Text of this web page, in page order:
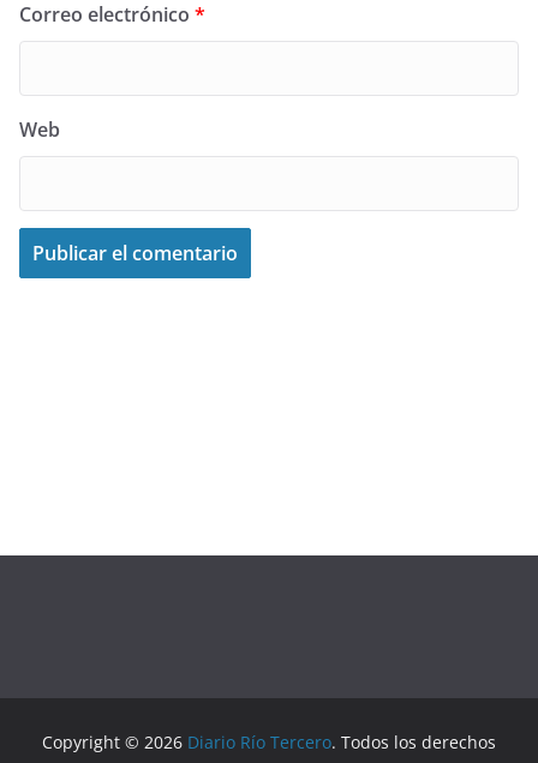
Correo electrónico *
Web
Copyright © 2026 Diario Río Tercero. Todos los derechos